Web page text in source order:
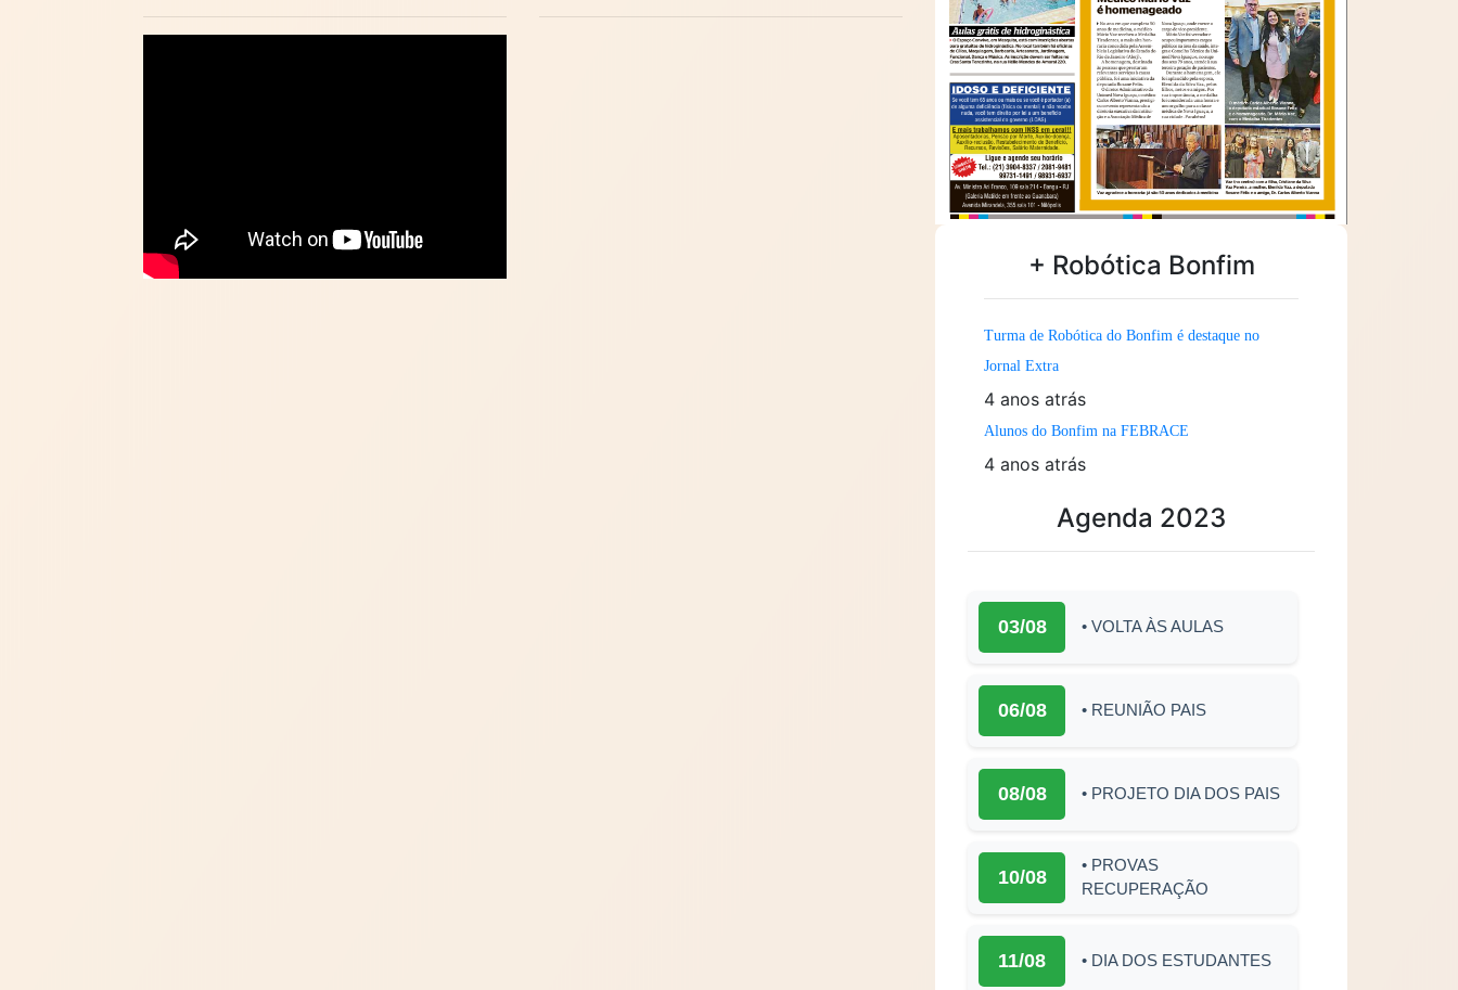
+ Robótica Bonfim
Turma de Robótica do Bonfim é destaque no
Jornal Extra
4 anos atrás
Alunos do Bonfim na FEBRACE
4 anos atrás
Agenda 2023
03/08 • VOLTA ÀS AULAS
06/08 • REUNIÃO PAIS
08/08 • PROJETO DIA DOS PAIS
10/08
• PROVAS
RECUPERAÇÃO
11/08 • DIA DOS ESTUDANTES